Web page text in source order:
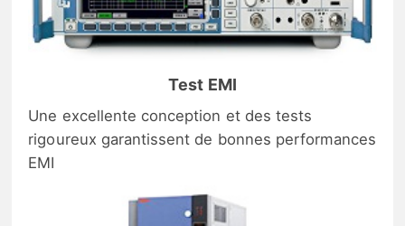
Test EMI
Une excellente conception et des tests
rigoureux garantissent de bonnes performances
EMI